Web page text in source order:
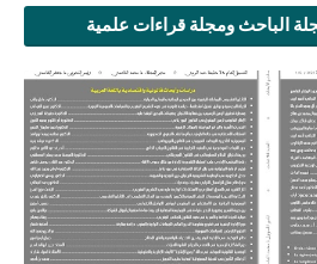
الباحث ومجلة قراءات علمية